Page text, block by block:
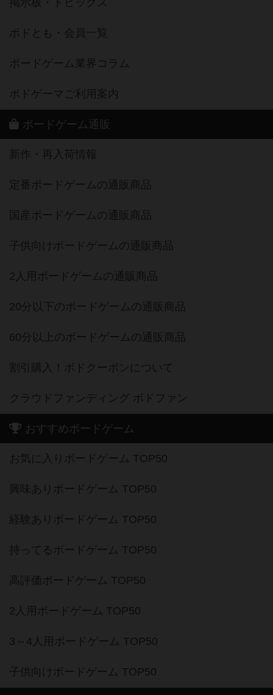
ボドとも・会員一覧
ボードゲーム業界コラム
ボドゲーマご利用案内
ボードゲーム通販
新作・再入荷情報
定番ボードゲームの通販商品
国産ボードゲームの通販商品
子供向けボードゲームの通販商品
2人用ボードゲームの通販商品
20分以下のボードゲームの通販商品
60分以上のボードゲームの通販商品
割引購入！ボドクーポンについて
クラウドファンディング ボドファン
おすすめボードゲーム
お気に入りボードゲーム TOP50
興味ありボードゲーム TOP50
経験ありボードゲーム TOP50
持ってるボードゲーム TOP50
高評価ボードゲーム TOP50
2人用ボードゲーム TOP50
3～4人用ボードゲーム TOP50
子供向けボードゲーム TOP50